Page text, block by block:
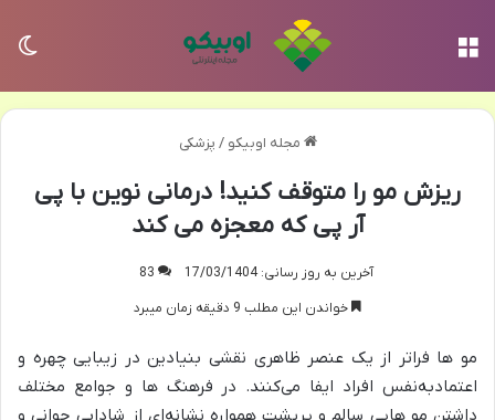
مجله اوبیکو / پزشکی
ریزش مو را متوقف کنید! درمانی نوین با پی
آر پی که معجزه می کند
آخرین به روز رسانی: 17/03/1404
83
خواندن این مطلب 9 دقیقه زمان میبرد
مو ها فراتر از یک عنصر ظاهری نقشی بنیادین در زیبایی چهره و
اعتماد‌به‌نفس افراد ایفا می‌کنند. در فرهنگ‌ ها و جوامع مختلف
داشتن مو هایی سالم و پرپشت همواره نشانه‌ای از شادابی جوانی و